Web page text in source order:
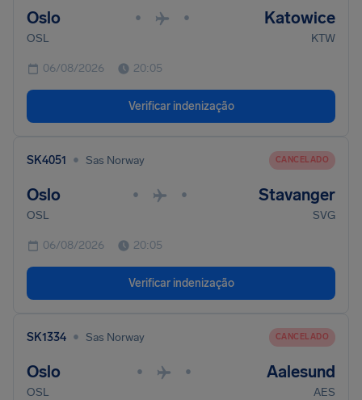
Oslo • • Katowice
OSL KTW
06/08/2026 20:05
Verificar indenização
SK4051 • Sas Norway CANCELADO
Oslo • • Stavanger
OSL SVG
06/08/2026 20:05
Verificar indenização
SK1334 • Sas Norway CANCELADO
Oslo • • Aalesund
OSL AES